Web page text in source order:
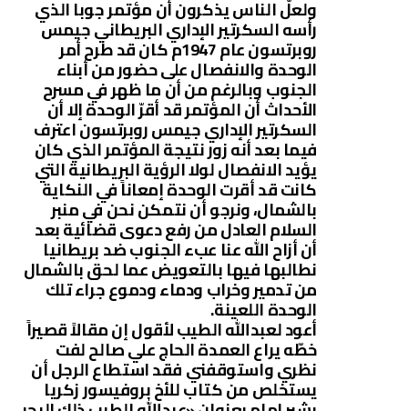
ولعلَّ الناس يذكرون أن مؤتمر جوبا الذي
رأسه السكرتير الإداري البريطاني جيمس
روبرتسون عام 1947م كان قد طرح أمر
الوحدة والانفصال على حضور من أبناء
الجنوب وبالرغم من أن ما ظهر في مسرح
الأحداث أن المؤتمر قد أقرّ الوحدة إلا أن
السكرتير الإداري جيمس روبرتسون اعترف
فيما بعد أنه زور نتيجة المؤتمر الذي كان
يؤيد الانفصال لولا الرؤية البريطانية التي
كانت قد أقرت الوحدة إمعاناً في النكاية
بالشمال، ونرجو أن نتمكن نحن في منبر
السلام العادل من رفع دعوى قضائية بعد
أن أزاح الله عنا عبء الجنوب ضد بريطانيا
نطالبها فيها بالتعويض عما لحق بالشمال
من تدمير وخراب ودماء ودموع جراء تلك
الوحدة اللعينة.
أعود لعبدالله الطيب لأقول إن مقالاً قصيراً
خطّه يراع العمدة الحاج علي صالح لفت
نظري واستوقفني فقد استطاع الرجل أن
يستخلص من كتاب للأخ بروفيسور زكريا